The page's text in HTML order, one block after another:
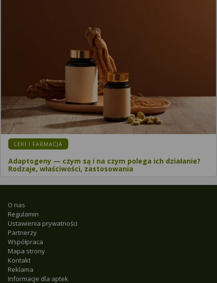
LEKI I FARMACJA
Adaptogeny — czym są i na czym polega ich działanie?
Rodzaje, właściwości, zastosowania
O nas
Regulamin
Ustawienia prywatności
Partnerzy
Współpraca
Mapa strony
Kontakt
Reklama
Informacje dla aptek